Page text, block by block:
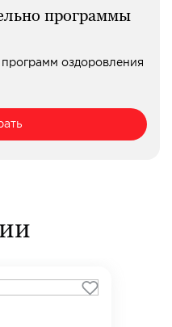
программы
оздоровления